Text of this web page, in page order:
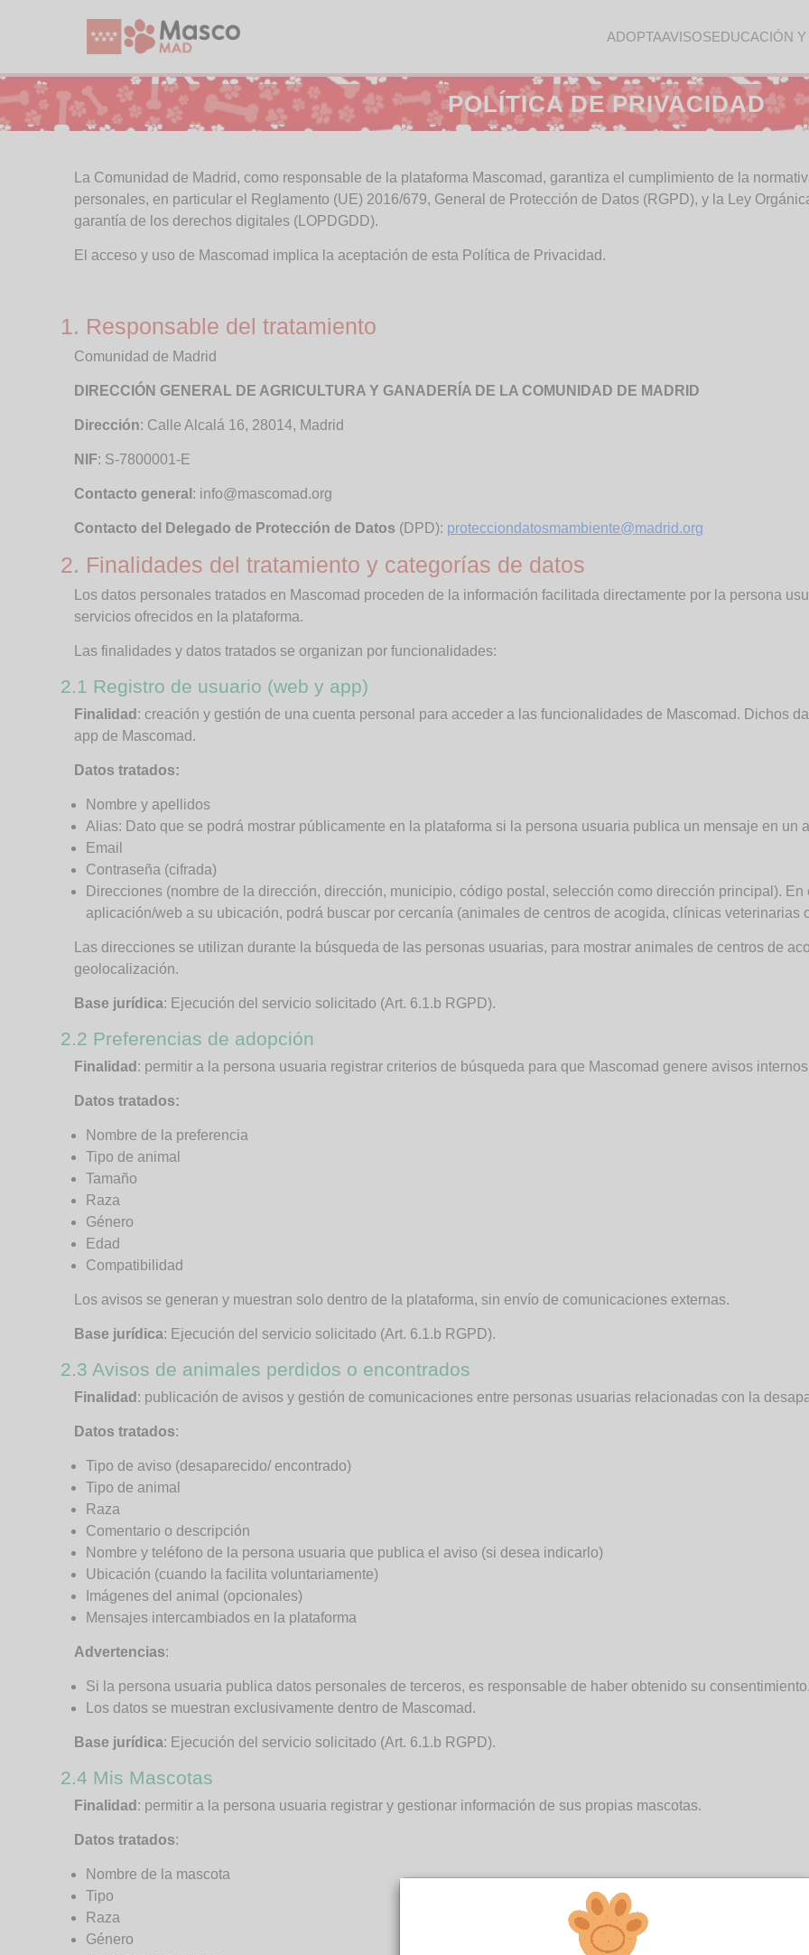
ADOPTAAVISOSEDUCACIÓN
POLÍTICA DE PRIVACIDAD
La Comunidad de Madrid, como responsable de la plataforma Mascomad, garantiza el cumplimiento de la
personales, en particular el Reglamento (UE) 2016/679, General de Protección de Datos (RGPD), y la Ley
garantía de los derechos digitales (LOPDGDD).
El acceso y uso de Mascomad implica la aceptación de esta Política de Privacidad.
1. Responsable del tratamiento
Comunidad de Madrid
DIRECCIÓN GENERAL DE AGRICULTURA Y GANADERÍA DE LA COMUNIDAD DE MADRID
Dirección: Calle Alcalá 16, 28014, Madrid
NIF: S-7800001-E
Contacto general : info@mascomad.org
Contacto del Delegado de Protección de Datos (DPD): protecciondatosmambiente@madrid.org
2. Finalidades del tratamiento y categorías de datos
Los datos personales tratados en Mascomad proceden de la información facilitada directamente por la persona
servicios ofrecidos en la plataforma.
Las finalidades y datos tratados se organizan por funcionalidades:
2.1 Registro de usuario (web y app)
Finalidad : creación y gestión de una cuenta personal para acceder a las funcionalidades de Mascomad. Dichos
app de Mascomad.
Datos tratados:
Nombre y apellidos
Alias: Dato que se podrá mostrar públicamente en la plataforma si la persona usuaria publica un mensaje en un
Email
Contraseña (cifrada)
Direcciones (nombre de la dirección, dirección, municipio, código postal, selección como dirección principal).
aplicación/web a su ubicación, podrá buscar por cercanía (animales de centros de acogida, clínicas veterinarias
Las direcciones se utilizan durante la búsqueda de las personas usuarias, para mostrar animales de centros de
geolocalización.
Base jurídica: Ejecución del servicio solicitado (Art. 6.1.b RGPD).
2.2 Preferencias de adopción
Finalidad : permitir a la persona usuaria registrar criterios de búsqueda para que Mascomad genere avisos
Datos tratados:
Nombre de la preferencia
Tipo de animal
Tamaño
Raza
Género
Edad
Compatibilidad
Los avisos se generan y muestran solo dentro de la plataforma, sin envío de comunicaciones externas.
Base jurídica: Ejecución del servicio solicitado (Art. 6.1.b RGPD).
2.3 Avisos de animales perdidos o encontrados
Finalidad : publicación de avisos y gestión de comunicaciones entre personas usuarias relacionadas con la
Datos tratados:
Tipo de aviso (desaparecido/ encontrado)
Tipo de animal
Raza
Comentario o descripción
Nombre y teléfono de la persona usuaria que publica el aviso (si desea indicarlo)
Ubicación (cuando la facilita voluntariamente)
Imágenes del animal (opcionales)
Mensajes intercambiados en la plataforma
Advertencias:
Si la persona usuaria publica datos personales de terceros, es responsable de haber obtenido su
Los datos se muestran exclusivamente dentro de Mascomad.
Base jurídica: Ejecución del servicio solicitado (Art. 6.1.b RGPD).
2.4 Mis Mascotas
Finalidad : permitir a la persona usuaria registrar y gestionar información de sus propias mascotas.
Datos tratados:
Nombre de la mascota
Tipo
Raza
Género